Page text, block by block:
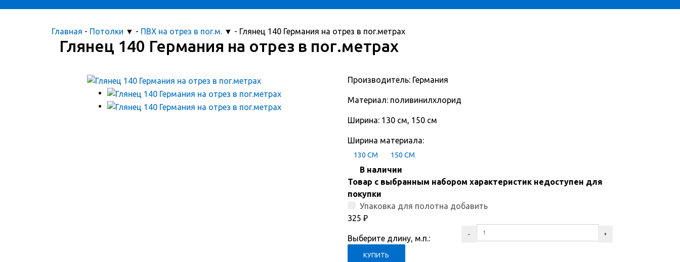
Главная - Потолки ▼ - ПВХ на отрез в пог.м. ▼ - Глянец 140 Германия на отрез в пог.метрах
Глянец 140 Германия на отрез в пог.метрах
Производитель: Германия
Материал: поливинилхлорид
Ширина: 130 см, 150 см
Ширина материала:
130 СМ 150 СМ
В наличии
Товар с выбранным набором характеристик недоступен для
покупки
Упаковка для полотна добавить
325 ₽
Выберите длину, м.п.: